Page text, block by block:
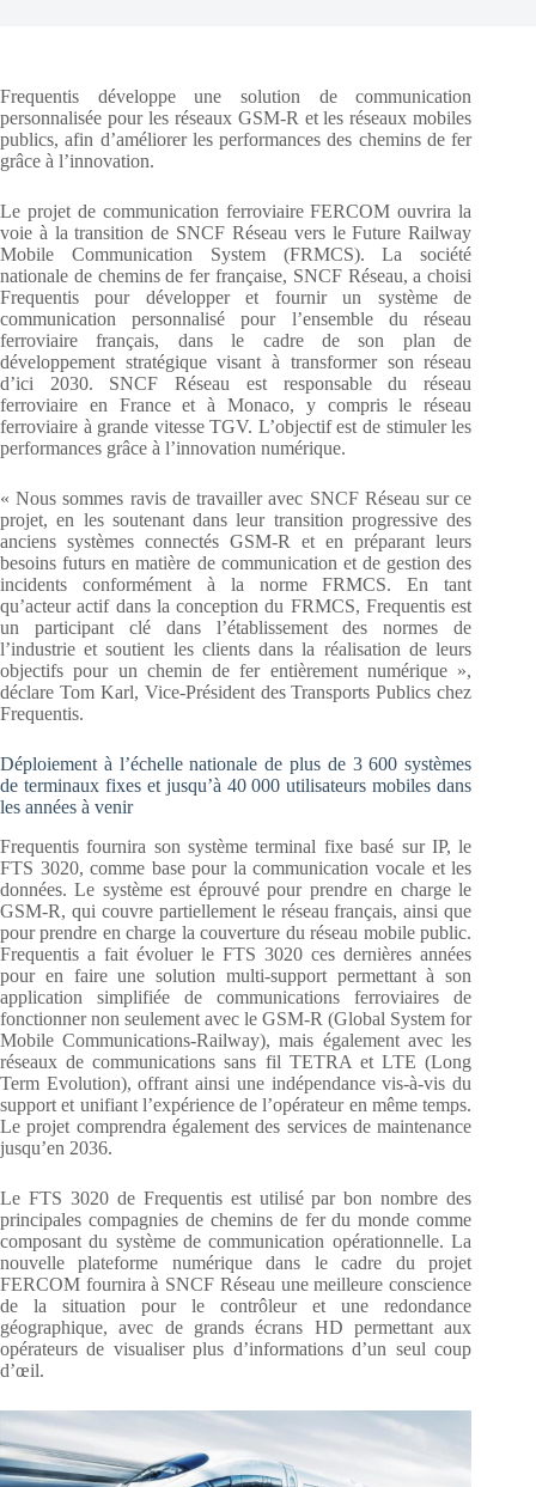
Frequentis développe une solution de communication
personnalisée pour les réseaux GSM-R et les réseaux mobiles
publics, afin d’améliorer les performances des chemins de fer
grâce à l’innovation.
Le projet de communication ferroviaire FERCOM ouvrira la
voie à la transition de SNCF Réseau vers le Future Railway
Mobile Communication System (FRMCS). La société
nationale de chemins de fer française, SNCF Réseau, a choisi
Frequentis pour développer et fournir un système de
communication personnalisé pour l’ensemble du réseau
ferroviaire français, dans le cadre de son plan de
développement stratégique visant à transformer son réseau
d’ici 2030. SNCF Réseau est responsable du réseau
ferroviaire en France et à Monaco, y compris le réseau
ferroviaire à grande vitesse TGV. L’objectif est de stimuler les
performances grâce à l’innovation numérique.
« Nous sommes ravis de travailler avec SNCF Réseau sur ce
projet, en les soutenant dans leur transition progressive des
anciens systèmes connectés GSM-R et en préparant leurs
besoins futurs en matière de communication et de gestion des
incidents conformément à la norme FRMCS. En tant
qu’acteur actif dans la conception du FRMCS, Frequentis est
un participant clé dans l’établissement des normes de
l’industrie et soutient les clients dans la réalisation de leurs
objectifs pour un chemin de fer entièrement numérique »,
déclare Tom Karl, Vice-Président des Transports Publics chez
Frequentis.
Déploiement à l’échelle nationale de plus de 3 600 systèmes
de terminaux fixes et jusqu’à 40 000 utilisateurs mobiles dans
les années à venir
Frequentis fournira son système terminal fixe basé sur IP, le
FTS 3020, comme base pour la communication vocale et les
données. Le système est éprouvé pour prendre en charge le
GSM-R, qui couvre partiellement le réseau français, ainsi que
pour prendre en charge la couverture du réseau mobile public.
Frequentis a fait évoluer le FTS 3020 ces dernières années
pour en faire une solution multi-support permettant à son
application simplifiée de communications ferroviaires de
fonctionner non seulement avec le GSM-R (Global System for
Mobile Communications-Railway), mais également avec les
réseaux de communications sans fil TETRA et LTE (Long
Term Evolution), offrant ainsi une indépendance vis-à-vis du
support et unifiant l’expérience de l’opérateur en même temps.
Le projet comprendra également des services de maintenance
jusqu’en 2036.
Le FTS 3020 de Frequentis est utilisé par bon nombre des
principales compagnies de chemins de fer du monde comme
composant du système de communication opérationnelle. La
nouvelle plateforme numérique dans le cadre du projet
FERCOM fournira à SNCF Réseau une meilleure conscience
de la situation pour le contrôleur et une redondance
géographique, avec de grands écrans HD permettant aux
opérateurs de visualiser plus d’informations d’un seul coup
d’œil.